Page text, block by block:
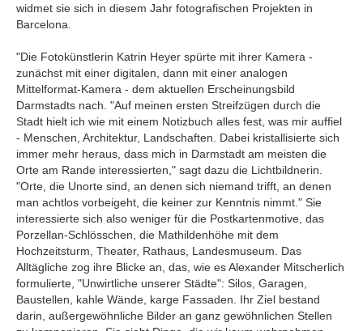
widmet sie sich in diesem Jahr fotografischen Projekten in
Barcelona.
"Die Fotokünstlerin Katrin Heyer spürte mit ihrer Kamera -
zunächst mit einer digitalen, dann mit einer analogen
Mittelformat-Kamera - dem aktuellen Erscheinungsbild
Darmstadts nach. "Auf meinen ersten Streifzügen durch die
Stadt hielt ich wie mit einem Notizbuch alles fest, was mir auffiel
- Menschen, Architektur, Landschaften. Dabei kristallisierte sich
immer mehr heraus, dass mich in Darmstadt am meisten die
Orte am Rande interessierten," sagt dazu die Lichtbildnerin.
"Orte, die Unorte sind, an denen sich niemand trifft, an denen
man achtlos vorbeigeht, die keiner zur Kenntnis nimmt." Sie
interessierte sich also weniger für die Postkartenmotive, das
Porzellan-Schlösschen, die Mathildenhöhe mit dem
Hochzeitsturm, Theater, Rathaus, Landesmuseum. Das
Alltägliche zog ihre Blicke an, das, wie es Alexander Mitscherlich
formulierte, "Unwirtliche unserer Städte": Silos, Garagen,
Baustellen, kahle Wände, karge Fassaden. Ihr Ziel bestand
darin, außergewöhnliche Bilder an ganz gewöhnlichen Stellen